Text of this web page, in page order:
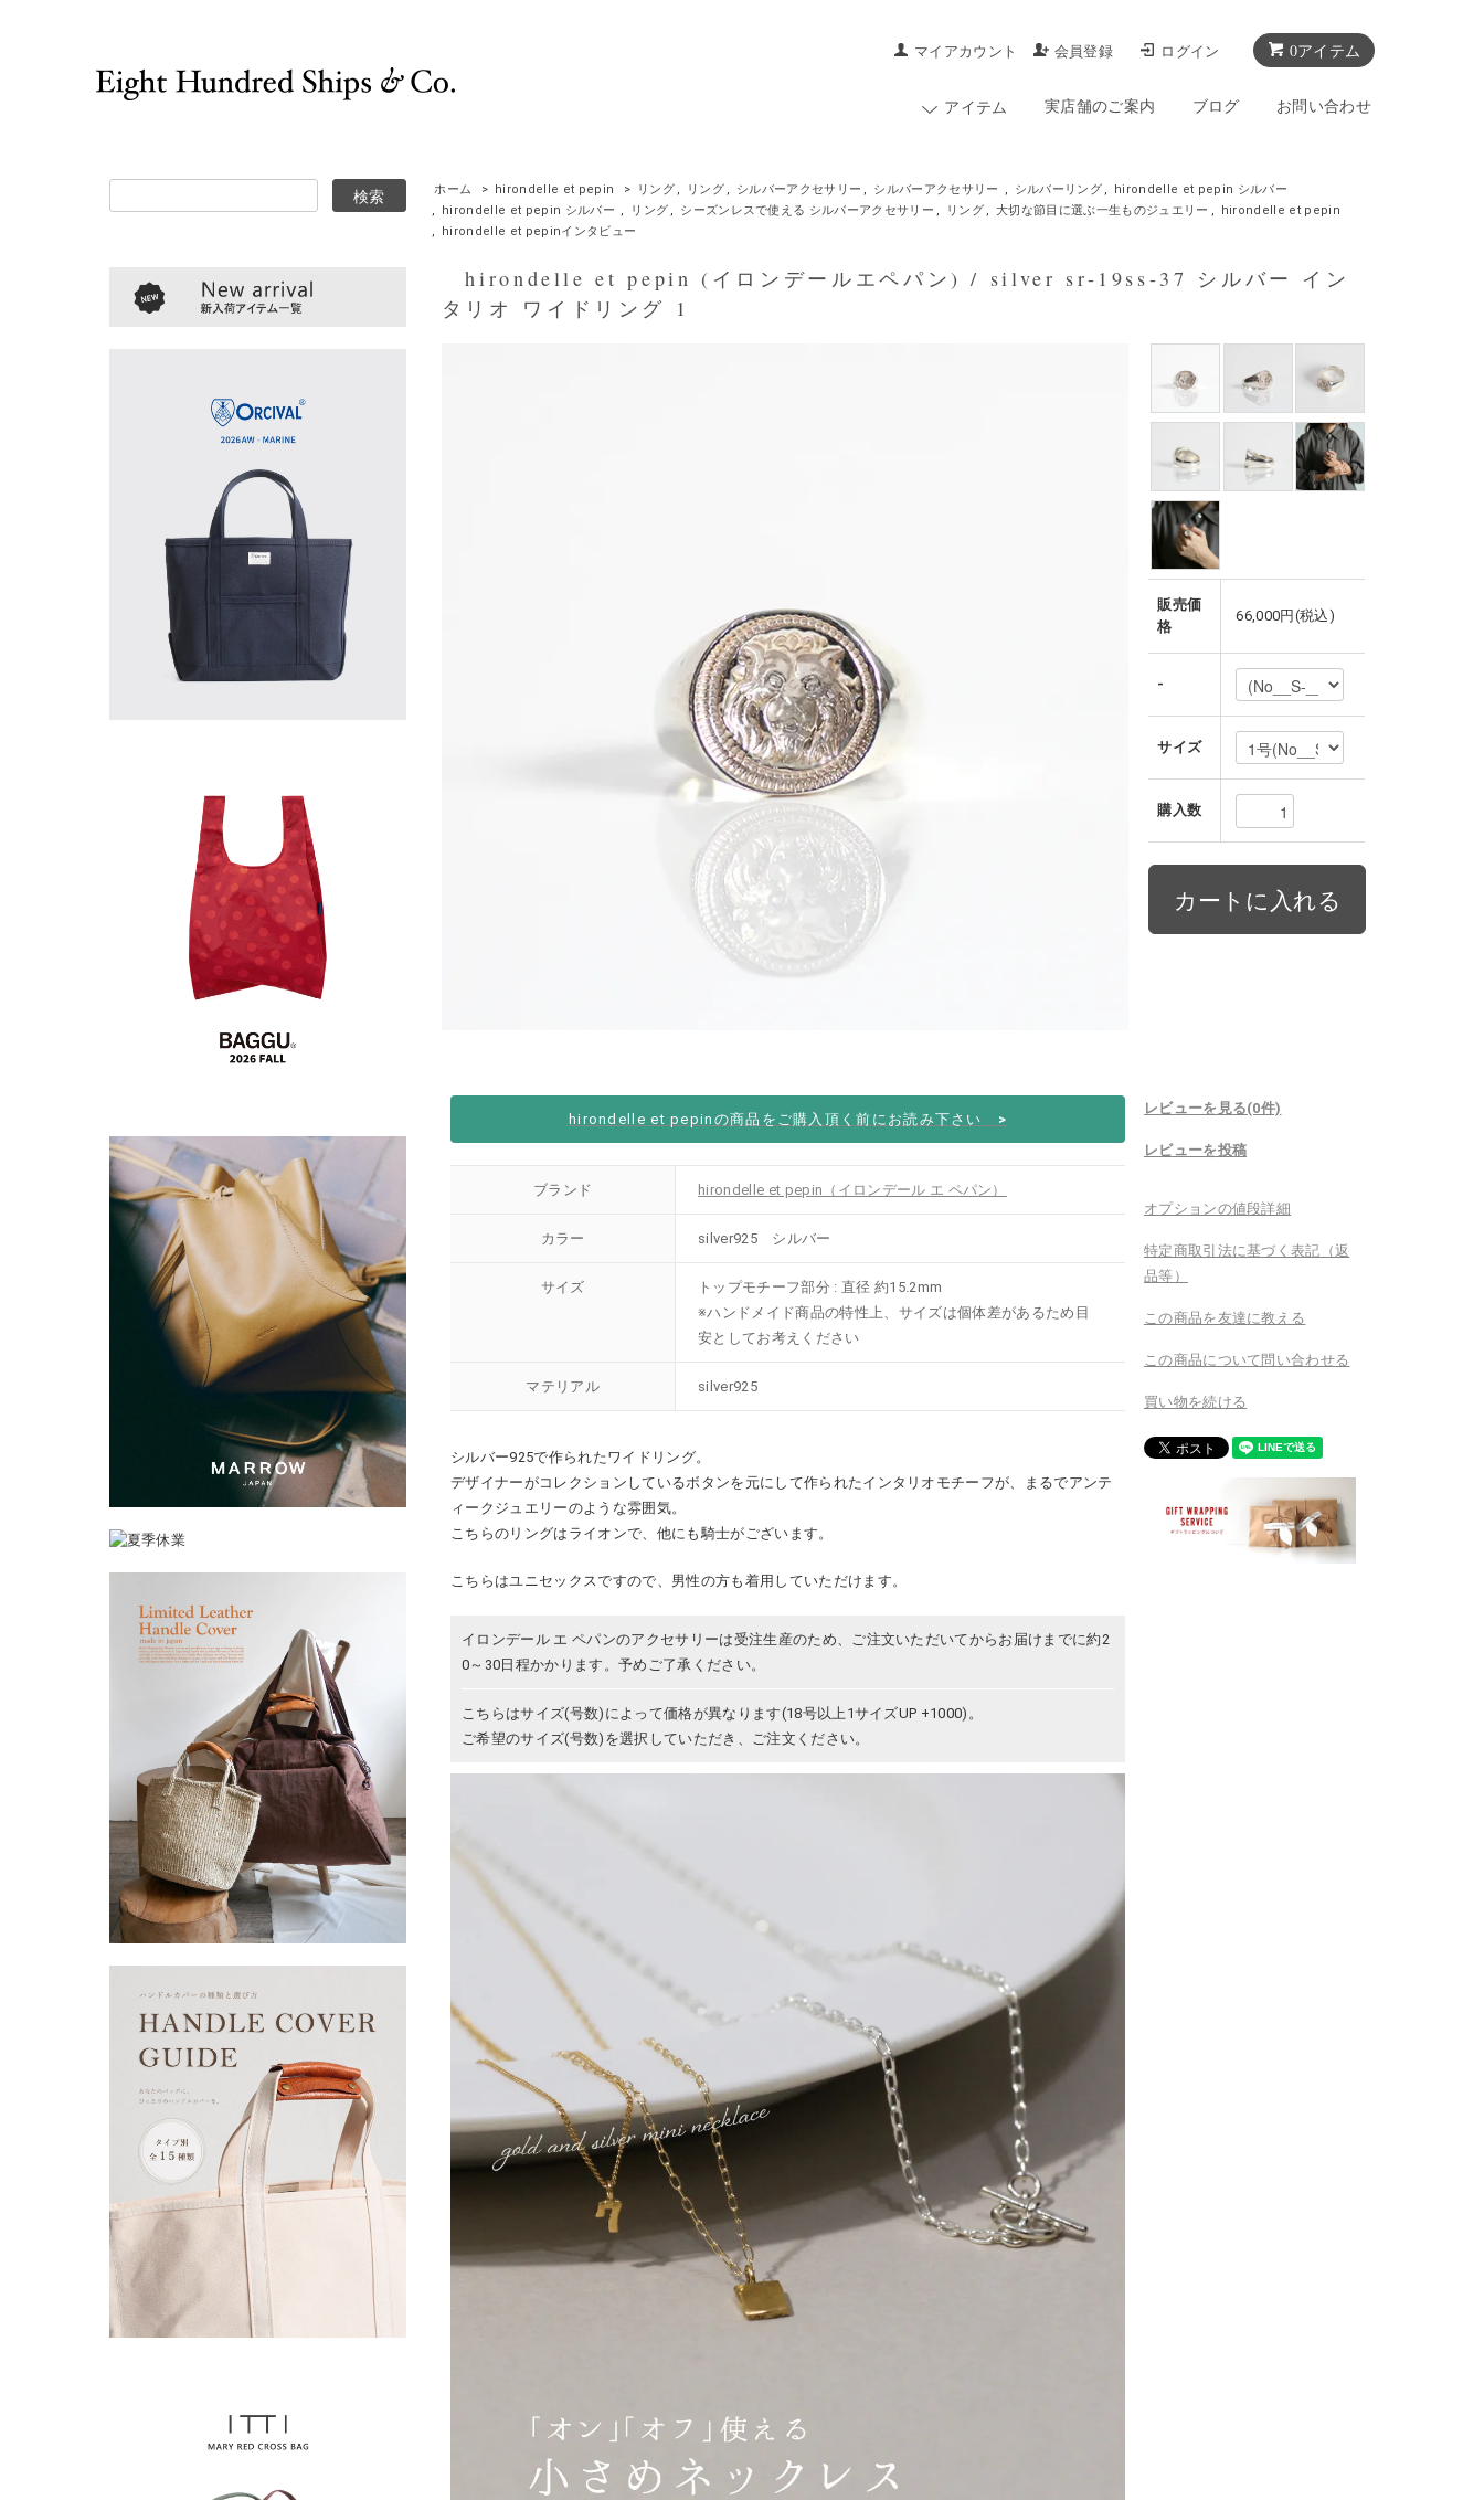
0アイテム
マイアカウント 会員登録 ログイン
アイテム 実店舗のご案内 ブログ お問い合わせ
ホーム > hirondelle et pepin > リング , リング , シルバーアクセサリー , シルバーアクセサリー , シルバーリング ,
hirondelle et pepin シルバー
,
hirondelle et pepin シルバー , リング , シーズンレスで使える シルバーアクセサリー , リング , 大切な節目に選ぶ一生ものジュエリー ,
hirondelle et pepin
,
hirondelle et pepinインタビュー
hirondelle et pepin (イロンデールエペパン) / silver sr-19ss-37 シルバー イン
タリオ ワイドリング 1
販売価
格
66,000円(税込)
-
サイズ
購入数
hirondelle et pepinの商品をご購入頂く前にお読み下さい >
ブランド hirondelle et pepin（イロンデール エ ペパン）
カラー silver925 シルバー
サイズ
トップモチーフ部分 : 直径 約15.2mm
※ハンドメイド商品の特性上、サイズは個体差があるため目
安としてお考えください
マテリアル silver925
シルバー925で作られたワイドリング。
デザイナーがコレクションしているボタンを元にして作られたインタリオモチーフが、まるでアンテ
ィークジュエリーのような雰囲気。
こちらのリングはライオンで、他にも騎士がございます。
こちらはユニセックスですので、男性の方も着用していただけます。
イロンデール エ ペパンのアクセサリーは受注生産のため、ご注文いただいてからお届けまでに約2
0～30日程かかります。予めご了承ください。
こちらはサイズ(号数)によって価格が異なります(18号以上1サイズUP +1000)。
ご希望のサイズ(号数)を選択していただき、ご注文ください。
レビューを見る(0件)
レビューを投稿
オプションの値段詳細
特定商取引法に基づく表記（返
品等）
この商品を友達に教える
この商品について問い合わせる
買い物を続ける